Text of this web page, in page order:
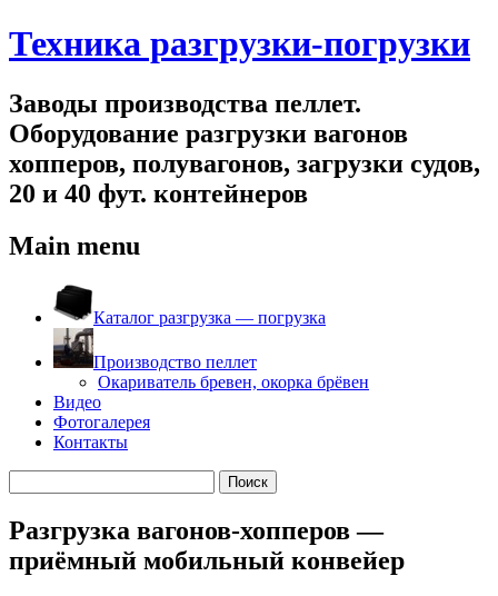
Техника разгрузки-погрузки
Заводы производства пеллет.
Оборудование разгрузки вагонов
хопперов, полувагонов, загрузки судов,
20 и 40 фут. контейнеров
Main menu
content
Каталог разгрузка — погрузка
Производство пеллет
Окариватель бревен, окорка брёвен
Видео
Фотогалерея
Контакты
Разгрузка вагонов-хопперов —
приёмный мобильный конвейер